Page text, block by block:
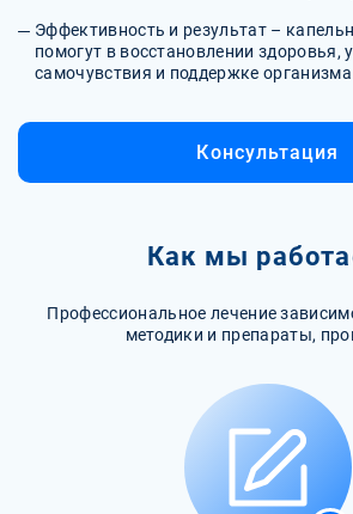
Эффективность и результат –
помогут в восстановлении здоровья,
самочувствия и поддержке
Консультация
Как мы
Профессиональное лечение
методики и препараты,